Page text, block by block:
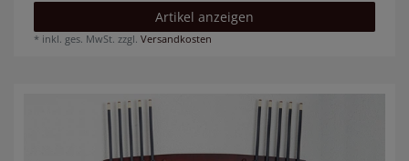
Artikel anzeigen
* inkl. ges. MwSt. zzgl.Versandkosten